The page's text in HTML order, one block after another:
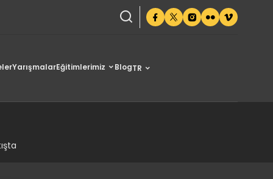
YarışmalarEğitimlerimiz BlogTR